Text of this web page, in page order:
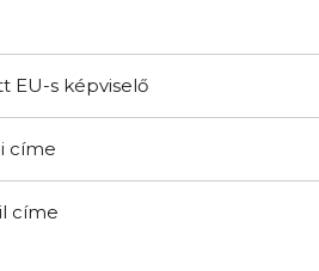
EU-s képviselő
címe
címe